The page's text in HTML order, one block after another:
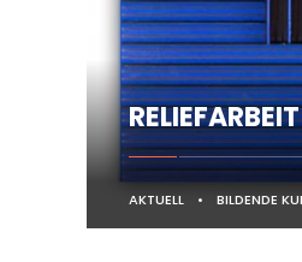
RELIEFARBEIT
AKTUELL • BILDENDE